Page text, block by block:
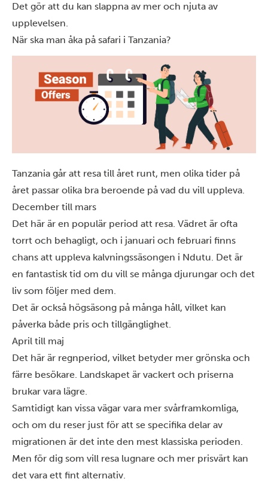
Det gör att du kan slappna av mer och njuta av
upplevelsen.
När ska man åka på safari i Tanzania?
Tanzania går att resa till året runt, men olika tider på
året passar olika bra beroende på vad du vill uppleva.
December till mars
Det här är en populär period att resa. Vädret är ofta
torrt och behagligt, och i januari och februari finns
chans att uppleva kalvningssäsongen i Ndutu. Det är
en fantastisk tid om du vill se många djurungar och det
liv som följer med dem.
Det är också högsäsong på många håll, vilket kan
påverka både pris och tillgänglighet.
April till maj
Det här är regnperiod, vilket betyder mer grönska och
färre besökare. Landskapet är vackert och priserna
brukar vara lägre.
Samtidigt kan vissa vägar vara mer svårframkomliga,
och om du reser just för att se specifika delar av
migrationen är det inte den mest klassiska perioden.
Men för dig som vill resa lugnare och mer prisvärt kan
det vara ett fint alternativ.